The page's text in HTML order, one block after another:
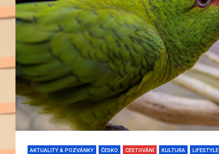
AKTUALITY & POZVÁNKY ČESKO CESTOVÁNÍ KULTURA LIFESTYLE